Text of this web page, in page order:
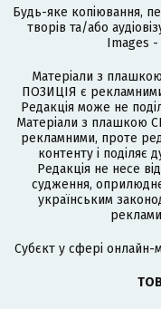
Будь-яке копіювання,
творів та/або
Images -
Матеріали з
ПОЗИЦІЯ є
Редакція може не
Матеріали з плашкою
рекламними, проте
контенту і поділяє
Редакція не несе
судження,
українським
Cубєкт у сфері онлайн-